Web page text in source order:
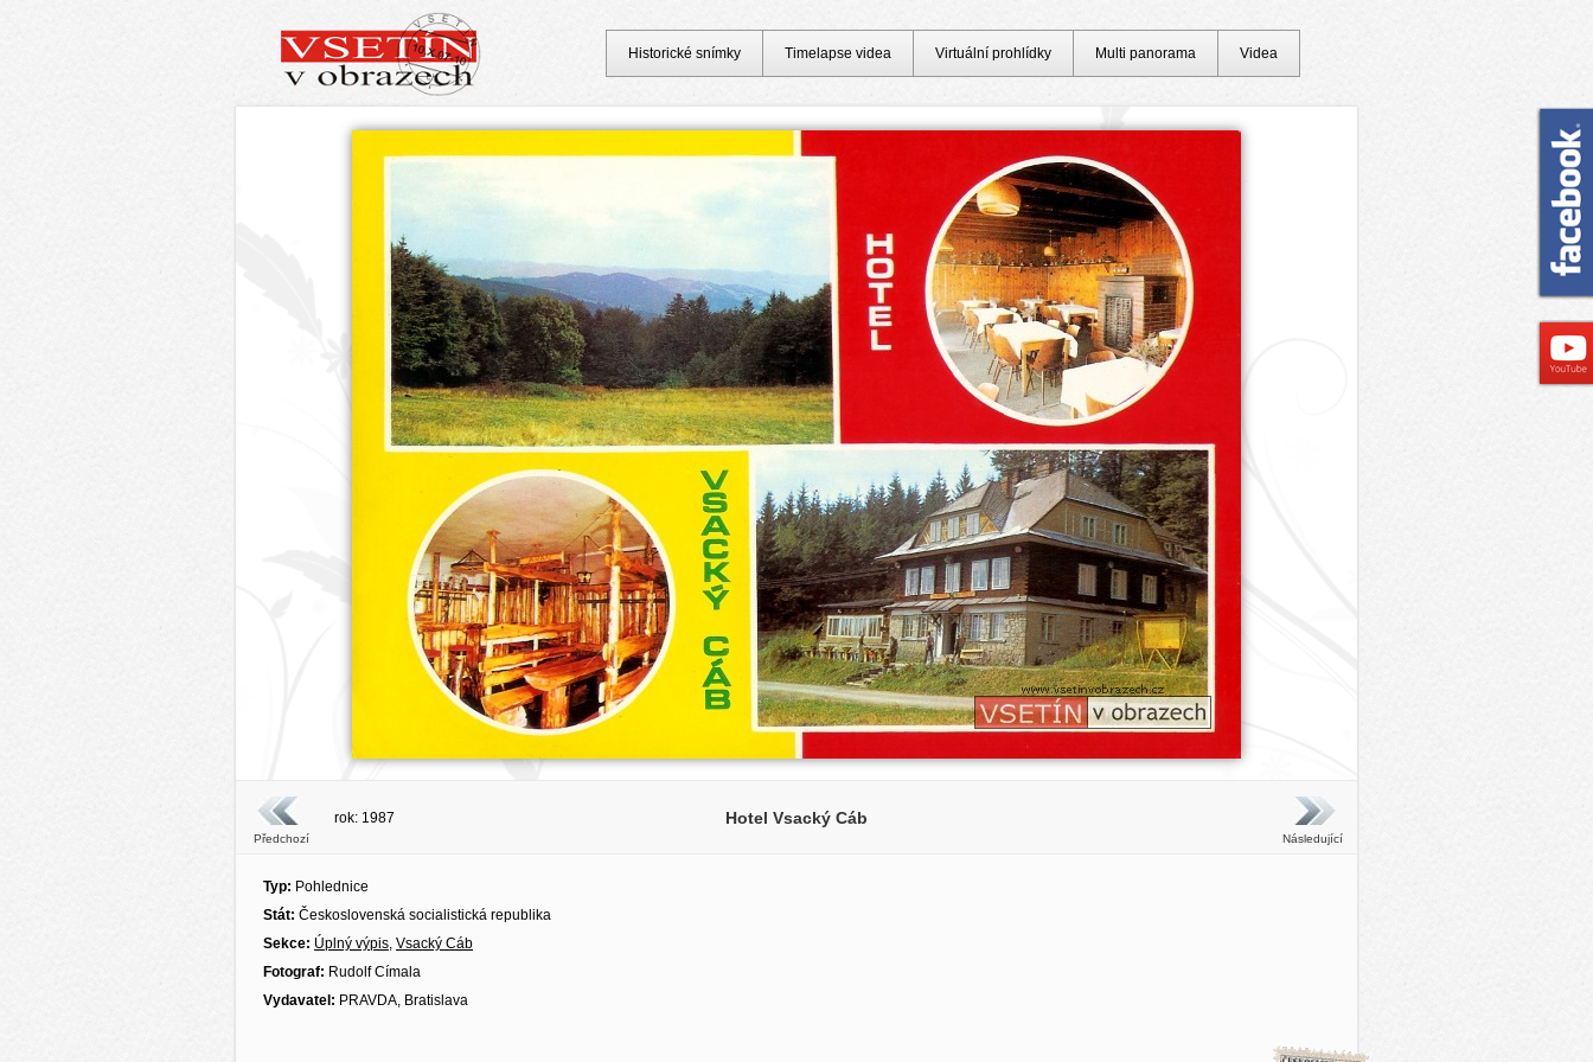
Předchozí
rok: 1987 Hotel Vsacký Cáb
Následující
Typ: Pohlednice
Stát: Československá socialistická republika
Sekce: Úplný výpis, Vsacký Cáb
Fotograf: Rudolf Címala
Vydavatel: PRAVDA, Bratislava
Historické snímky Timelapse videa Virtuální prohlídky Multi panorama Videa